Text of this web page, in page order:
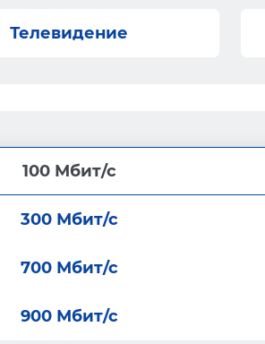
Телевидение
100 Мбит/с
300 Мбит/с
700 Мбит/с
900 Мбит/с